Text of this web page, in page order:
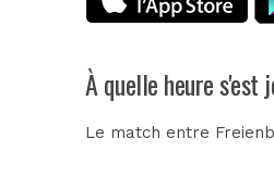
À quelle heure s'est
Le match entre